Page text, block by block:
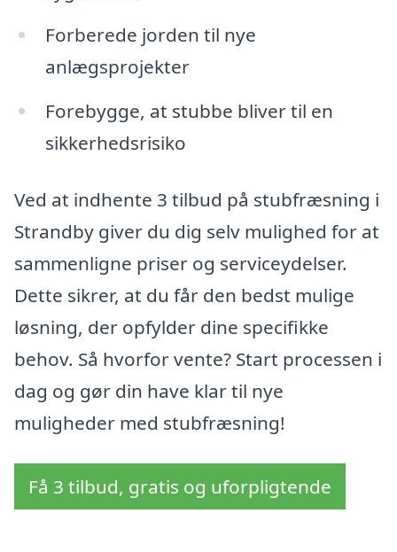
Forberede jorden til nye
anlægsprojekter
Forebygge, at stubbe bliver til en
sikkerhedsrisiko
Ved at indhente 3 tilbud på stubfræsning i
Strandby giver du dig selv mulighed for at
sammenligne priser og serviceydelser.
Dette sikrer, at du får den bedst mulige
løsning, der opfylder dine specifikke
behov. Så hvorfor vente? Start processen i
dag og gør din have klar til nye
muligheder med stubfræsning!
Få 3 tilbud, gratis og uforpligtende